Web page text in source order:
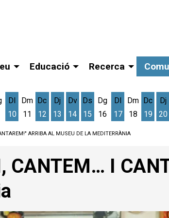
Educació Recerca
Dl
10
Dm
11
Dc
12
Dj
13
Dv
14
Ds
15
Dg
16
Dl
17
Dm
18
Dc
19
Dj
20
ARRIBA AL MUSEU DE LA MEDITERRÀNIA
CANTEM… I